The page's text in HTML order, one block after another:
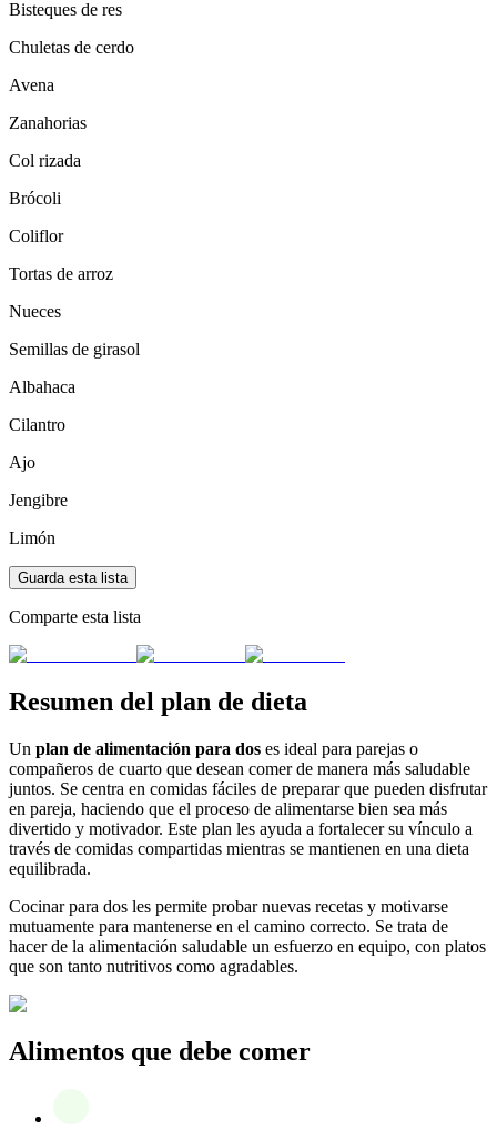
Bisteques de res
Chuletas de cerdo
Avena
Zanahorias
Col rizada
Brócoli
Coliflor
Tortas de arroz
Nueces
Semillas de girasol
Albahaca
Cilantro
Ajo
Jengibre
Limón
Guarda esta lista
Comparte esta lista
Resumen del plan de dieta
Un plan de alimentación para dos es ideal para parejas o
compañeros de cuarto que desean comer de manera más saludable
juntos. Se centra en comidas fáciles de preparar que pueden disfrutar
en pareja, haciendo que el proceso de alimentarse bien sea más
divertido y motivador. Este plan les ayuda a fortalecer su vínculo a
través de comidas compartidas mientras se mantienen en una dieta
equilibrada.
Cocinar para dos les permite probar nuevas recetas y motivarse
mutuamente para mantenerse en el camino correcto. Se trata de
hacer de la alimentación saludable un esfuerzo en equipo, con platos
que son tanto nutritivos como agradables.
Alimentos que debe comer